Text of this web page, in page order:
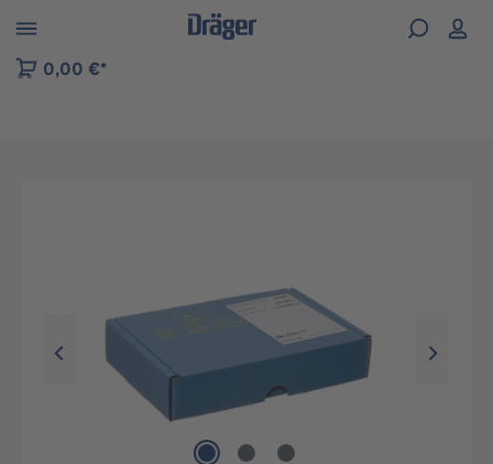
to B2B platform navigation
0,00 €*